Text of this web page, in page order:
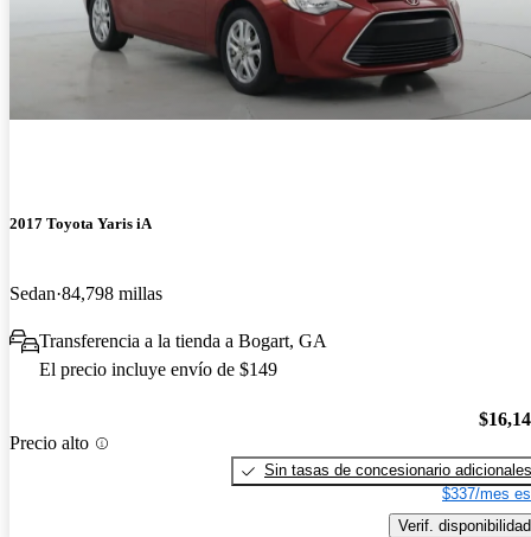
2017 Toyota Yaris iA
Sedan 84,798 millas
Transferencia a la tienda a Bogart, GA
El precio incluye envío de $149
Precio alto
Sin tasas de concesionario adicionales
$337/mes
Verif. disponibilidad